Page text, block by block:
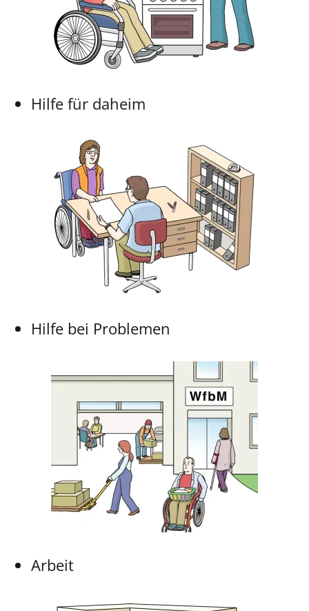
Hilfe für daheim
Hilfe bei Problemen
Arbeit